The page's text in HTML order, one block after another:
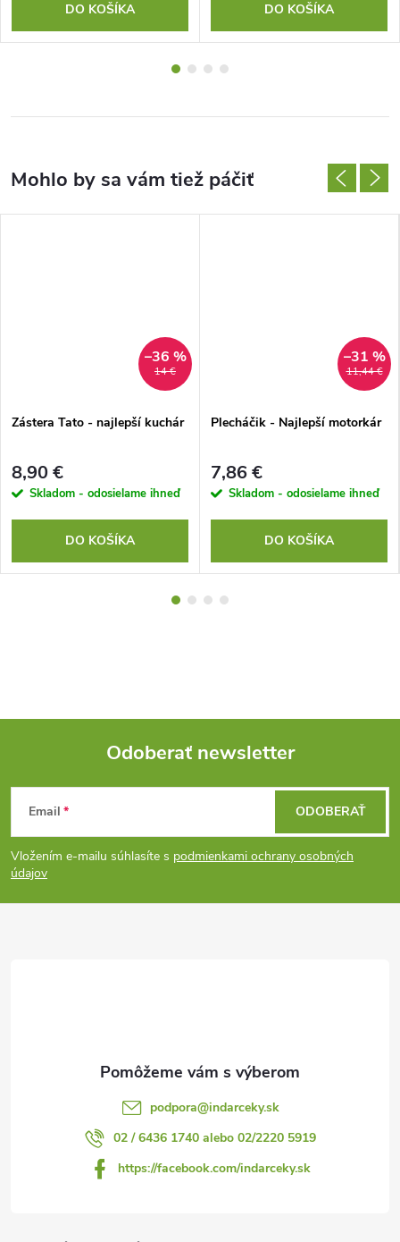
DO KOŠÍKA DO KOŠÍKA
14 €
–36 %
Zástera Tato - najlepší kuchár
8,90 €
Skladom - odosielame ihneď
DO KOŠÍKA
11,44 €
–31 %
Plecháčik - Najlepší motorkár
7,86 €
Skladom - odosielame ihneď
DO KOŠÍKA
Z
á
p
Odoberať newsletter
Email
Vložením e-mailu súhlasíte s podmienkami ochrany osobných
údajov
ODOBERAŤ
podpora@indarceky.sk
02 / 6436 1740 alebo 02/2220 5919
https://facebook.com/indarceky.sk